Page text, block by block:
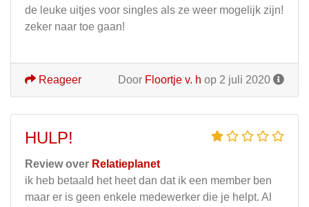
de leuke uitjes voor singles als ze weer mogelijk zijn!
zeker naar toe gaan!
Door Floortje v. h op 2 juli 2020
Reageer
HULP!
Review over Relatieplanet
ik heb betaald het heet dan dat ik een member ben
maar er is geen enkele medewerker die je helpt. Al